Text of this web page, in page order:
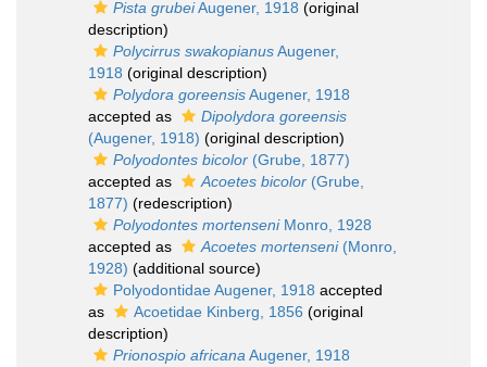
Pista grubeiAugener, 1918 (original
description)
Polycirrus swakopianusAugener,
1918 (original description)
Polydora goreensisAugener, 1918
accepted as
Dipolydora goreensis
(Augener, 1918) (original description)
Polyodontes bicolor (Grube, 1877)
accepted as
Acoetes bicolor (Grube,
1877) (redescription)
Polyodontes mortenseniMonro, 1928
accepted as
Acoetes mortenseni(Monro,
1928) (additional source)
Polyodontidae Augener, 1918 accepted
as
Acoetidae Kinberg, 1856 (original
description)
Prionospio africana Augener, 1918